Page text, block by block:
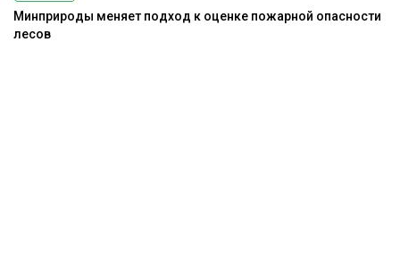
Минприроды меняет подход к оценке пожарной опасности
лесов